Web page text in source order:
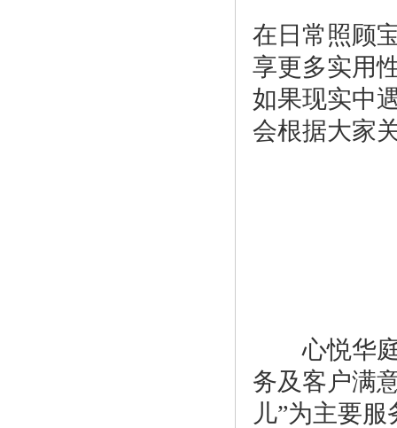
在日常照顾
享更多实用
如果现实中
会根据大家
心悦华
务及客户满
儿”为主要